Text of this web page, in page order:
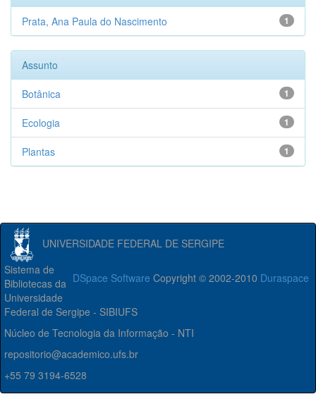
1
Prata, Ana Paula do Nascimento
Assunto
1
Botânica
1
Ecologia
1
Plantas
UNIVERSIDADE FEDERAL DE SERGIPE
DSpace Software Copyright © 2002-2010 Duraspace
Sistema de
Bibliotecas da
Universidade
Federal de Sergipe - SIBIUFS
Núcleo de Tecnologia da Informação - NTI
repositorio@academico.ufs.br
+55 79 3194-6528